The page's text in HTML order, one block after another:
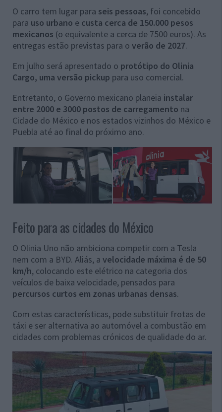
O carro tem lugar para seis pessoas, foi concebido
para uso urbano e custa cerca de 150.000 pesos
mexicanos (o equivalente a cerca de 7500 euros). As
entregas estão previstas para o verão de 2027.
Em julho será apresentado o protótipo do Olinia
Cargo, uma versão pickup para uso comercial.
Entretanto, o Governo mexicano planeia instalar
entre 2000 e 3000 postos de carregamento na
Cidade do México e nos estados vizinhos do México e
Puebla até ao final do próximo ano.
Feito para as cidades do México
O Olinia Uno não ambiciona competir com a Tesla
nem com a BYD. Aliás, a velocidade máxima é de 50
km/h, colocando este elétrico na categoria dos
veículos de baixa velocidade, pensados para
percursos curtos em zonas urbanas densas.
Com estas características, pode substituir frotas de
táxi e ser alternativa ao automóvel a combustão em
cidades com problemas crónicos de qualidade do ar.